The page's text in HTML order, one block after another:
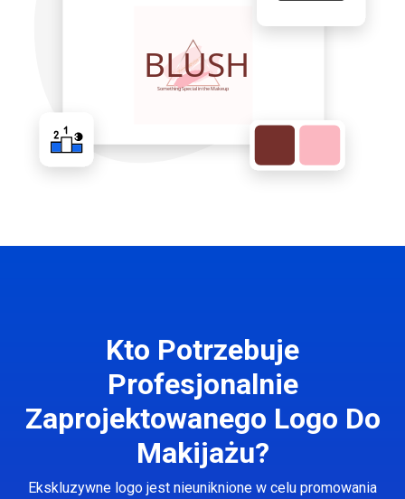
Kto Potrzebuje
Profesjonalnie
Zaprojektowanego Logo Do
Makijażu?
Ekskluzywne logo jest nieuniknione w celu promowania